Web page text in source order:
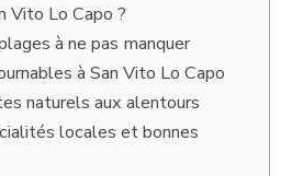
Vito Lo Capo ?
à ne pas manquer
à San Vito Lo Capo
naturels aux alentours
locales et bonnes